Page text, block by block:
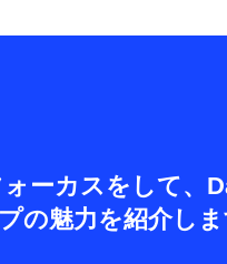
ォーカスをして、
の魅力を紹介しま